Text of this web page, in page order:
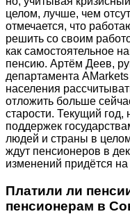
целом, лучше, чем
отмечается, что
решить со своим
как самостоятельное
пенсию. Артём Деев,
департамента
населения
отложить больше
старости. Текущий год,
поддержек
людей и страны в
ждут пенсионеров в
изменений придётся
Платили ли
пенсионерам в